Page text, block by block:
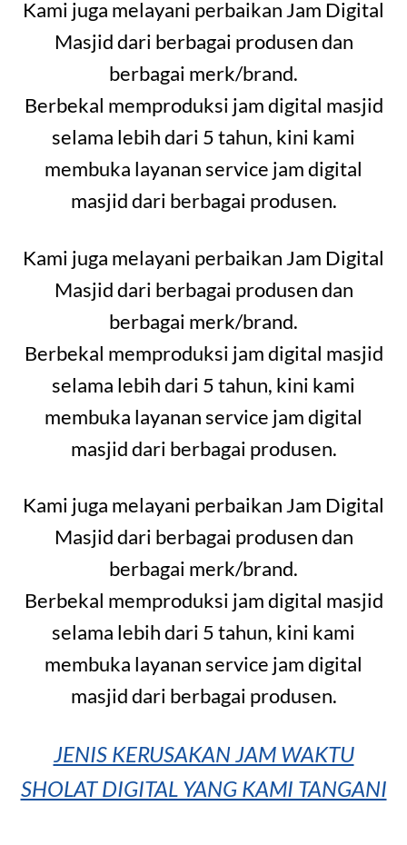
Kami juga melayani perbaikan Jam Digital
Masjid dari berbagai produsen dan
berbagai merk/brand.
Berbekal memproduksi jam digital masjid
selama lebih dari 5 tahun, kini kami
membuka layanan service jam digital
masjid dari berbagai produsen.
Kami juga melayani perbaikan Jam Digital
Masjid dari berbagai produsen dan
berbagai merk/brand.
Berbekal memproduksi jam digital masjid
selama lebih dari 5 tahun, kini kami
membuka layanan service jam digital
masjid dari berbagai produsen.
Kami juga melayani perbaikan Jam Digital
Masjid dari berbagai produsen dan
berbagai merk/brand.
Berbekal memproduksi jam digital masjid
selama lebih dari 5 tahun, kini kami
membuka layanan service jam digital
masjid dari berbagai produsen.
JENIS KERUSAKAN JAM WAKTU
SHOLAT DIGITAL YANG KAMI TANGANI